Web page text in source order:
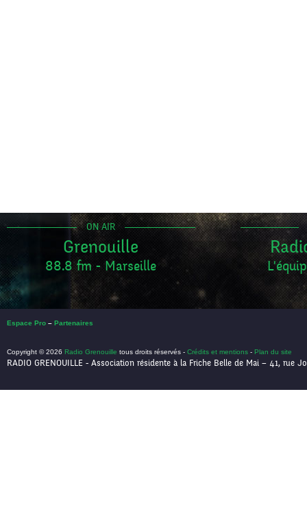
ON AIR
Grenouille
88.8 fm - Marseille
Espace Pro – Partenaires
Copyright © 2026 Radio Grenouille tous droits réservés - Crédits et mentions - Plan du site
RADIO GRENOUILLE - Association résidente à la Friche Belle de Mai – 41, rue